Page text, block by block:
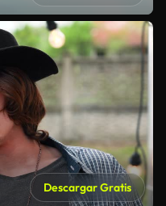
Descargar Gratis